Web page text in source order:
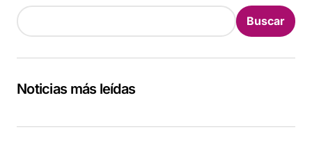
Buscar
Noticias más leídas